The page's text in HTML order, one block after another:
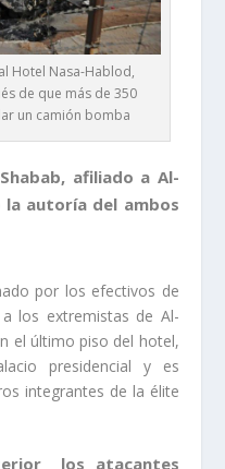
Hotel Nasa-Hablod,
de que más de 350
un camión bomba
afiliado a Al-
la autoría del ambos
por los efectivos de
los extremistas de Al-
el último piso del hotel,
presidencial y es
integrantes de la élite
los atacantes